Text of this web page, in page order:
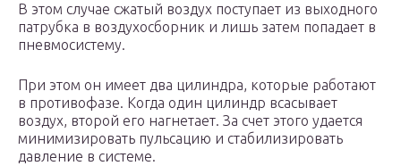
В этом случае сжатый воздух поступает из выходного
патрубка в воздухосборник и лишь затем попадает в
пневмосистему.
При этом он имеет два цилиндра, которые работают
в противофазе. Когда один цилиндр всасывает
воздух, второй его нагнетает. За счет этого удается
минимизировать пульсацию и стабилизировать
давление в системе.